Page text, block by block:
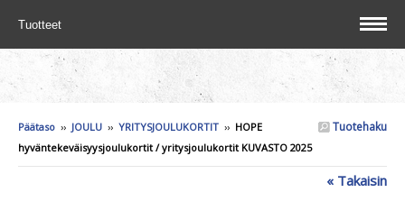
Tuotteet
Tuotehaku
Päätaso ›› JOULU ›› YRITYSJOULUKORTIT ›› HOPE
hyväntekeväisyysjoulukortit / yritysjoulukortit KUVASTO 2025
« Takaisin